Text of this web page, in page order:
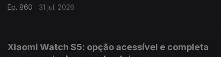
Ep. 860 31 jul. 2026
Xiaomi Watch S5: opção acessível e completa